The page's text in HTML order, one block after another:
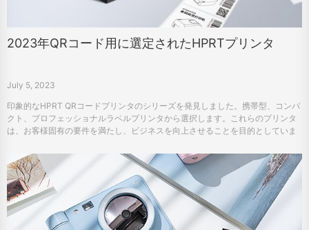
2023年QRコード用に選定されたHPRTプリンタ
July 5, 2023
印象的なHPRT QRコードプリンタのシリーズを発見しました。携帯型、コンパ
クト、プロフェッショナルラベルプリンタから選択します。これらのプリンタ
は、お客様固有の要件を満たし、ビジネスを向上させることを目的としていま